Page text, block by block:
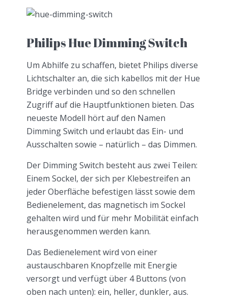
Philips Hue Dimming Switch
Um Abhilfe zu schaffen, bietet Philips diverse
Lichtschalter an, die sich kabellos mit der Hue
Bridge verbinden und so den schnellen
Zugriff auf die Hauptfunktionen bieten. Das
neueste Modell hört auf den Namen
Dimming Switch und erlaubt das Ein- und
Ausschalten sowie – natürlich – das Dimmen.
Der Dimming Switch besteht aus zwei Teilen:
Einem Sockel, der sich per Klebestreifen an
jeder Oberfläche befestigen lässt sowie dem
Bedienelement, das magnetisch im Sockel
gehalten wird und für mehr Mobilität einfach
herausgenommen werden kann.
Das Bedienelement wird von einer
austauschbaren Knopfzelle mit Energie
versorgt und verfügt über 4 Buttons (von
oben nach unten): ein, heller, dunkler, aus.